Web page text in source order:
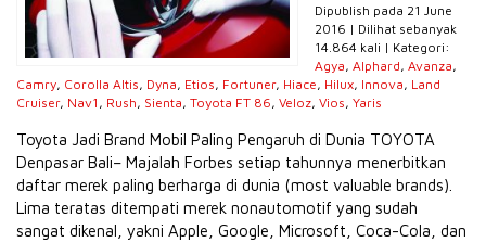
Dipublish pada 21 June
2016 | Dilihat sebanyak
14.864 kali | Kategori:
Agya, Alphard, Avanza,
Camry, Corolla Altis, Dyna, Etios, Fortuner, Hiace, Hilux, Innova, Land
Cruiser, Nav1 , Rush, Sienta, Toyota FT 86, Veloz, Vios, Yaris
Toyota Jadi Brand Mobil Paling Pengaruh di Dunia TOYOTA
Denpasar Bali– Majalah Forbes setiap tahunnya menerbitkan
daftar merek paling berharga di dunia (most valuable brands).
Lima teratas ditempati merek nonautomotif yang sudah
sangat dikenal, yakni Apple, Google, Microsoft, Coca-Cola, dan